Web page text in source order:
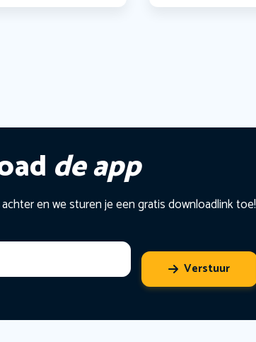
de app
en we sturen je een gratis downloadlink toe!
Verstuur